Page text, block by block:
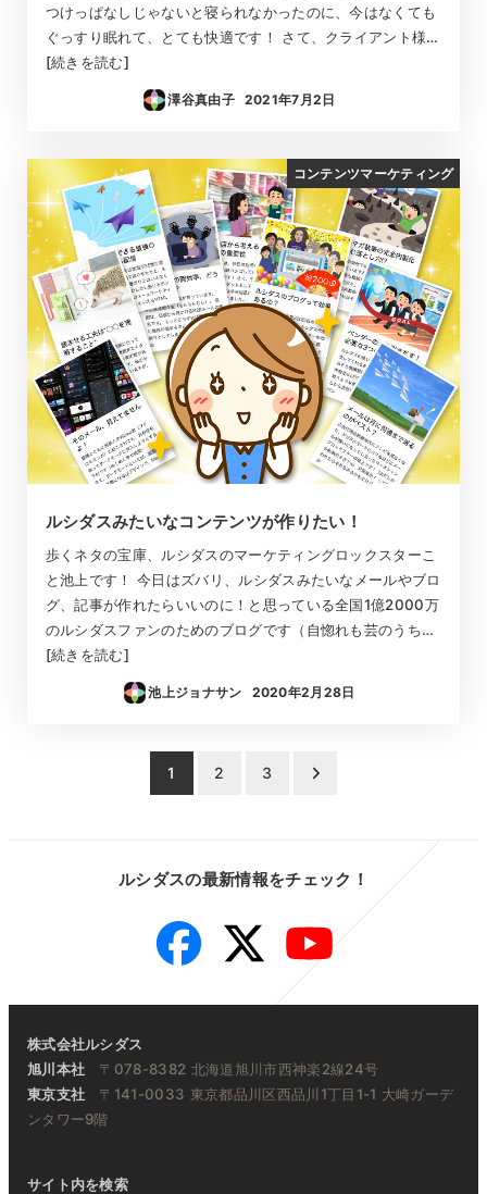
つけっぱなしじゃないと寝られなかったのに、今はなくても
ぐっすり眠れて、とても快適です！ さて、クライアント様…
[続きを読む]
澤谷真由子
投稿日
2021年7月2日
コンテンツマーケティング
ルシダスみたいなコンテンツが作りたい！
歩くネタの宝庫、ルシダスのマーケティングロックスターこ
と池上です！ 今日はズバリ、ルシダスみたいなメールやブロ
グ、記事が作れたらいいのに！と思っている全国1億2000万
のルシダスファンのためのブログです（自惚れも芸のうち…
[続きを読む]
池上ジョナサン
投稿日
2020年2月28日
り
1 2 3
ルシダスの最新情報をチェック！
Facebook Twitter YouTube
株式会社ルシダス
旭川本社 〒078-8382 北海道旭川市西神楽2線24号
東京支社 〒141-0033 東京都品川区西品川1丁目1-1 大崎ガーデ
ンタワー9階
サイト内を検索